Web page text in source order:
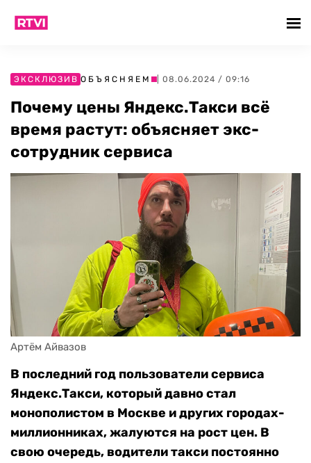
ЭКСКЛЮЗИВ ОБЪЯСНЯЕМ | 08.06.2024 / 09:16
Почему цены Яндекс.Такси всё
время растут: объясняет экс-
сотрудник сервиса
Артём Айвазов
В последний год пользователи сервиса
Яндекс.Такси, который давно стал
монополистом в Москве и других городах-
миллионниках, жалуются на рост цен. В
свою очередь, водители такси постоянно